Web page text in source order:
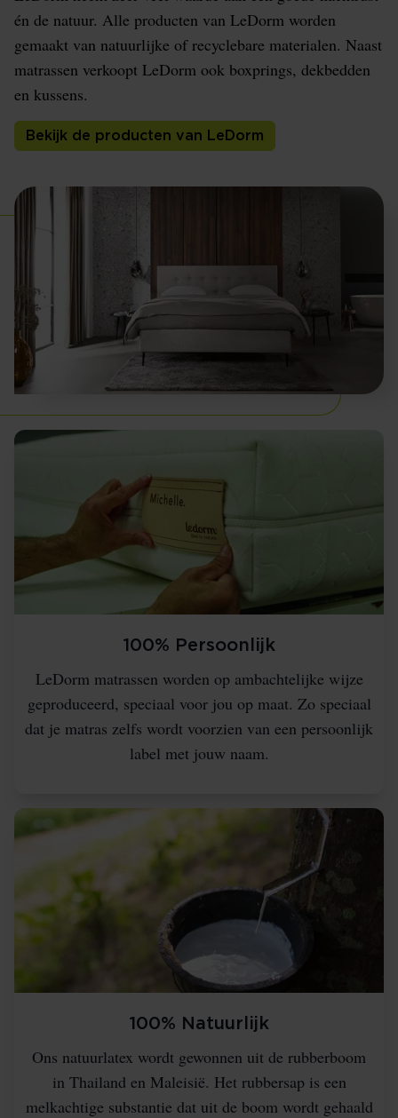
én de natuur. Alle producten van LeDorm worden
gemaakt van natuurlijke of recyclebare materialen. Naast
matrassen verkoopt LeDorm ook boxprings, dekbedden
en kussens.
Bekijk de producten van LeDorm
100% Persoonlijk
LeDorm matrassen worden op ambachtelijke wijze
geproduceerd, speciaal voor jou op maat. Zo speciaal
dat je matras zelfs wordt voorzien van een persoonlijk
label met jouw naam.
100% Natuurlijk
Ons natuurlatex wordt gewonnen uit de rubberboom
in Thailand en Maleisië. Het rubbersap is een
melkachtige substantie dat uit de boom wordt gehaald